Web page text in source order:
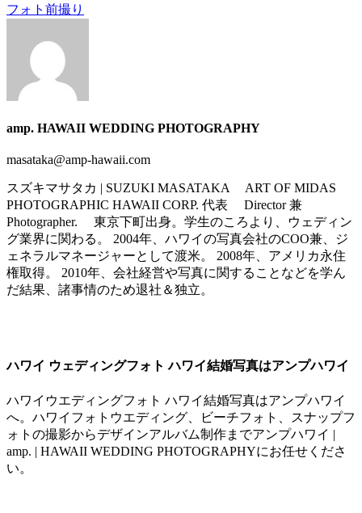
フォト 前撮り
amp. HAWAII WEDDING PHOTOGRAPHY
masataka@amp-hawaii.com
スズキマサタカ | SUZUKI MASATAKA ART OF MIDAS
PHOTOGRAPHIC HAWAII CORP. 代表 Director 兼
Photographer. 東京下町出身。学生のころより、ウェディン
グ業界に関わる。 2004年、ハワイの写真会社のCOO兼、ジ
ェネラルマネージャーとして渡米。 2008年、アメリカ永住
権取得。 2010年、会社経営や写真に関することなどを学ん
だ結果、諸事情のため退社＆独立。
ハワイ ウェディングフォト ハワイ結婚写真はアンプハワイ
ハワイウエディングフォト ハワイ結婚写真はアンプハワイ
へ。ハワイフォトウエディング、ビーチフォト、スナップフ
ォトの撮影からデザインアルバム制作までアンプハワイ |
amp. | HAWAII WEDDING PHOTOGRAPHYにお任せくださ
い。